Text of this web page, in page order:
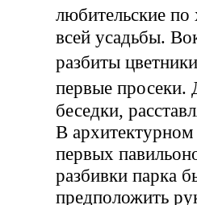
любительские
всей усадьбы.
разбиты
первые
беседки,
В
первых
разбивки парка
предположить